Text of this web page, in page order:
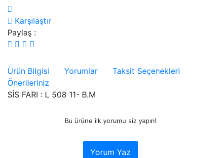
Karşılaştır
Paylaş :
Ürün Bilgisi Yorumlar
Taksit Seçenekleri
Önerileriniz
SİS FARI : L 508 11- B.M
Bu ürüne ilk yorumu siz yapın!
Yorum Yaz